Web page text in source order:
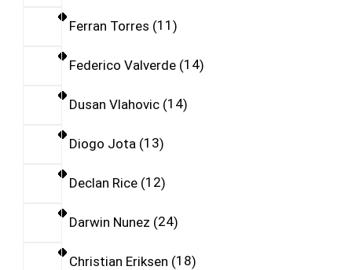
Ferran Torres 11
Federico Valverde 14
Dusan Vlahovic 14
Diogo Jota 13
Declan Rice 12
Darwin Nunez 24
Christian Eriksen 18